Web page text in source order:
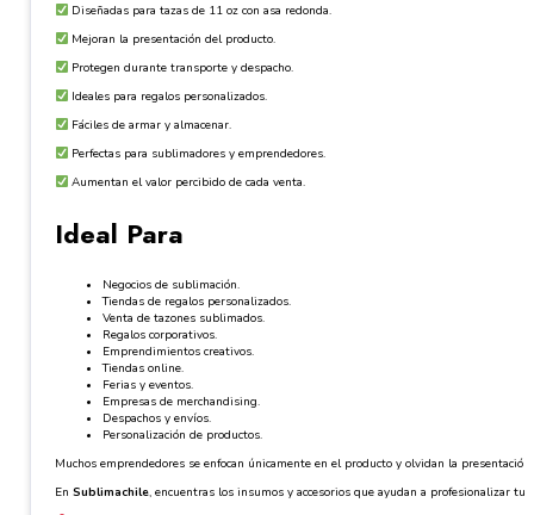
Diseñadas para tazas de 11 oz con asa redonda.
Mejoran la presentación del producto.
Protegen durante transporte y despacho.
Ideales para regalos personalizados.
Fáciles de armar y almacenar.
Perfectas para sublimadores y emprendedores.
Aumentan el valor percibido de cada venta.
Ideal Para
Negocios de sublimación.
Tiendas de regalos personalizados.
Venta de tazones sublimados.
Regalos corporativos.
Emprendimientos creativos.
Tiendas online.
Ferias y eventos.
Empresas de merchandising.
Despachos y envíos.
Personalización de productos.
Muchos emprendedores se enfocan únicamente en el producto y olvidan la
En Sublimachile, encuentras los insumos y accesorios que ayudan a profesionalizar tu